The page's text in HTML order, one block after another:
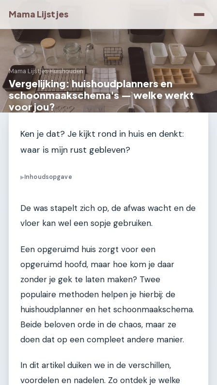
Mama Lijstjes
Mama Lijstjes›Huishouden
Vergelijking: huishoudplanners en
schoonmaakschema's — welke werkt
voor jou?
Ken je dat? Je kijkt rond in huis en denkt:
waar is mijn rust gebleven?
▶Inhoudsopgave
De was stapelt zich op, de afwas wacht en de
vloer kan wel een sopje gebruiken.
Een opgeruimd huis zorgt voor een
opgeruimd hoofd, maar hoe kom je daar
zonder je gek te laten maken? Twee
populaire methoden helpen je hierbij: de
huishoudplanner en het schoonmaakschema.
Beide beloven orde in de chaos, maar ze
doen dat op een compleet andere manier.
In dit artikel duiken we in de verschillen,
voordelen en nadelen. Zo ontdek je welke